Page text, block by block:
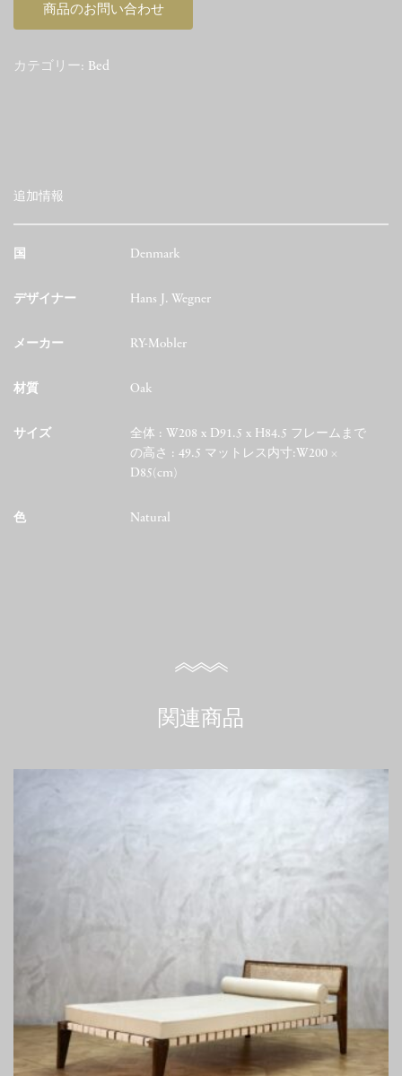
商品のお問い合わせ
カテゴリー: Bed
追加情報
国 Denmark
デザイナー Hans J. Wegner
メーカー RY-Mobler
材質 Oak
サイズ
全体 : W208 x D91.5 x H84.5 フレームまで
の高さ : 49.5 マットレス内寸:W200 ×
D85(cm)
色 Natural
関連商品